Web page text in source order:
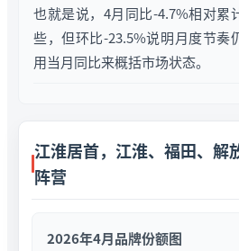
也就是说，4月同比-4.7%相对累
些，但环比-23.5%说明月度节奏
用当月同比来概括市场状态。
江淮居首，江淮、福田、解
阵营
2026年4月品牌份额图